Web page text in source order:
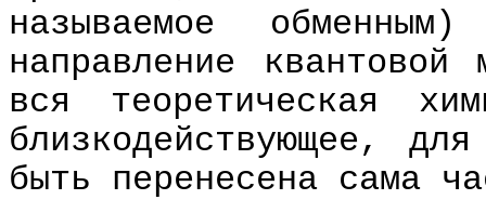
называемое
направление
вся теоретическая
близкодействующее,
быть перенесена сама